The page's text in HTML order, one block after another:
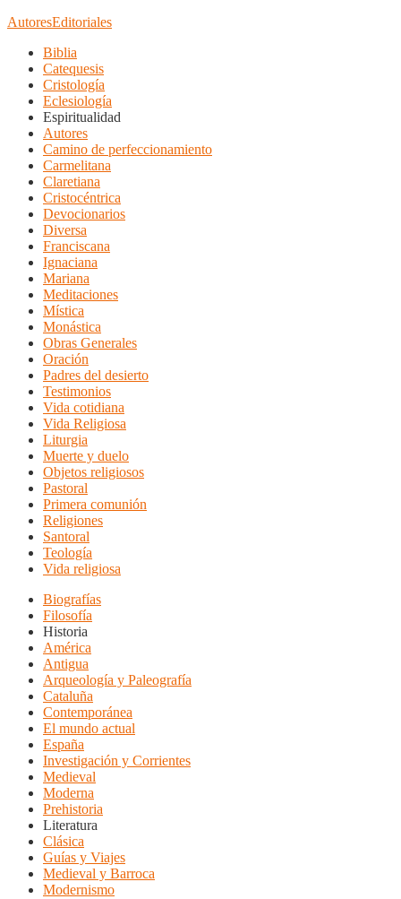
AutoresEditoriales
Biblia
Catequesis
Cristología
Eclesiología
Espiritualidad
Autores
Camino de perfeccionamiento
Carmelitana
Claretiana
Cristocéntrica
Devocionarios
Diversa
Franciscana
Ignaciana
Mariana
Meditaciones
Mística
Monástica
Obras Generales
Oración
Padres del desierto
Testimonios
Vida cotidiana
Vida Religiosa
Liturgia
Muerte y duelo
Objetos religiosos
Pastoral
Primera comunión
Religiones
Santoral
Teología
Vida religiosa
Biografías
Filosofía
Historia
América
Antigua
Arqueología y Paleografía
Cataluña
Contemporánea
El mundo actual
España
Investigación y Corrientes
Medieval
Moderna
Prehistoria
Literatura
Clásica
Guías y Viajes
Medieval y Barroca
Modernismo